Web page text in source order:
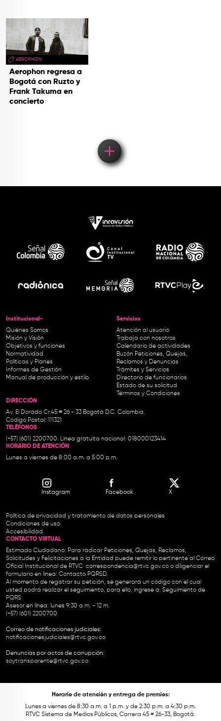
AEROPHON
Aerophon regresa a
Bogotá con Ruzto y
Frank Takuma en
concierto
Institucional-
Quiénes Somos
Misión y Visión
Objetivos y funciones
Normatividad
Políticas y Planes
Informes de Gestión
Manual de producción y estilo
Servicios
Atención al usuario
Trabaja con nosotros
Calendario de actividades
Buzón Peticiones, Quejas,
Reclamos y Denuncias
Trámites y Servicios
Directorio de funcionarios
Estado de su solicitud
Términos y Condiciones
DIRECCIÓN
Av. El Dorado Cr.45 # 26 - 33 Bogotá D.C. Colombia.
Código Postal: 111321
TELÉFONOS
(+57) (601) 2200700. Línea gratuita nacional: 018000123414
HORARIO DE ATENCIÓN
Lunes a viernes de 8:00 a.m. a 5:00 p.m.
Instagram Facebook X
Política de privacidad y tratamiento de datos personales
Condiciones de uso
Accesibilidad
CONTACTO VIRTUAL
Estimado Ciudadano: Para radicar Peticiones, Quejas, Reclamos,
Solicitudes y Felicitaciones a la Entidad puede remitir lo pertinente al Correo
Oficial Institucional de RTVC correspondencia@rtvc.gov.co o diligenciar el
formulario en línea: Contacto PQRSD.
Al momento de registrar su petición, se generará un código con el cual
usted podrá realizar el seguimiento, para ello, ingrese a: Seguimiento de
PQRS
Asesor en línea: lunes 9:30 a.m. - 12 m.
(+57) (601) 2200700
Correo de notificaciones judiciales:
notificacionesjudiciales@rtvc.gov.co
Denuncias por actos de corrupción:
soytransparente@rtvc.gov.co
Horario de atención y entrega de premios:
Lunes a viernes de 8:30 a.m. a 1 p.m. y de 2:30 p.m. a 4:30 p.m.
RTVC Sistema de Medios Públicos, Carrera 45 # 26-33, Bogotá.